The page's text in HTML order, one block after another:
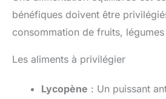
bénéfiques doivent être
consommation de fruits,
Les aliments à privilégier
Lycopène : Un puissant